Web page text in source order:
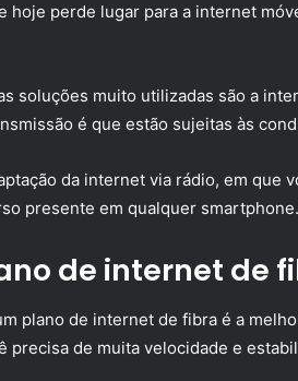
perde lugar para a internet
soluções muito utilizadas são a
é que estão sujeitas às
da internet via rádio, em que
presente em qualquer smartphone.
de internet de
plano de internet de fibra é a
precisa de muita velocidade e